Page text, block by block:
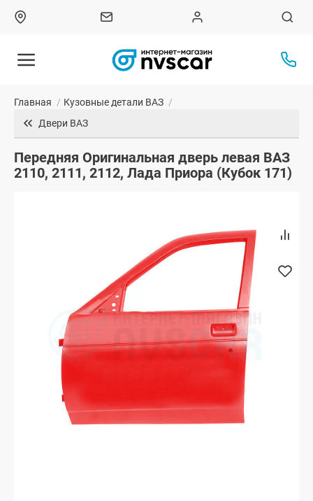
Главная / Кузовные детали ВАЗ /
Двери ВАЗ
Передняя Оригинальная дверь левая ВАЗ
2110, 2111, 2112, Лада Приора (Кубок 171)